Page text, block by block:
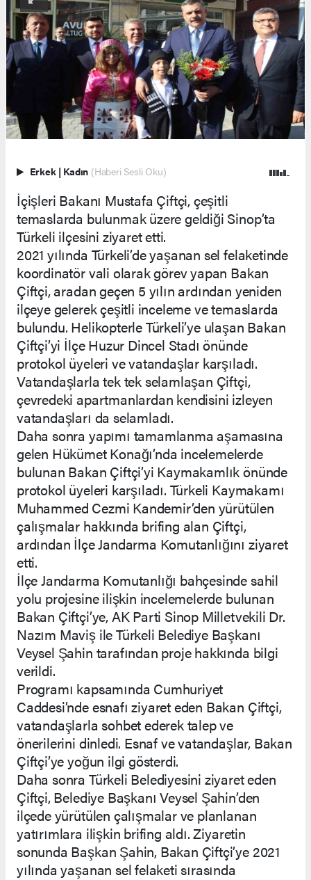
Erkek | Kadın (Haberi Sesli Oku)
İçişleri Bakanı Mustafa Çiftçi, çeşitli
temaslarda bulunmak üzere geldiği Sinop’ta
Türkeli ilçesini ziyaret etti.
2021 yılında Türkeli’de yaşanan sel felaketinde
koordinatör vali olarak görev yapan Bakan
Çiftçi, aradan geçen 5 yılın ardından yeniden
ilçeye gelerek çeşitli inceleme ve temaslarda
bulundu. Helikopterle Türkeli’ye ulaşan Bakan
Çiftçi’yi İlçe Huzur Dincel Stadı önünde
protokol üyeleri ve vatandaşlar karşıladı.
Vatandaşlarla tek tek selamlaşan Çiftçi,
çevredeki apartmanlardan kendisini izleyen
vatandaşları da selamladı.
Daha sonra yapımı tamamlanma aşamasına
gelen Hükümet Konağı’nda incelemelerde
bulunan Bakan Çiftçi’yi Kaymakamlık önünde
protokol üyeleri karşıladı. Türkeli Kaymakamı
Muhammed Cezmi Kandemir’den yürütülen
çalışmalar hakkında brifing alan Çiftçi,
ardından İlçe Jandarma Komutanlığını ziyaret
etti.
İlçe Jandarma Komutanlığı bahçesinde sahil
yolu projesine ilişkin incelemelerde bulunan
Bakan Çiftçi’ye, AK Parti Sinop Milletvekili Dr.
Nazım Maviş ile Türkeli Belediye Başkanı
Veysel Şahin tarafından proje hakkında bilgi
verildi.
Programı kapsamında Cumhuriyet
Caddesi’nde esnafı ziyaret eden Bakan Çiftçi,
vatandaşlarla sohbet ederek talep ve
önerilerini dinledi. Esnaf ve vatandaşlar, Bakan
Çiftçi’ye yoğun ilgi gösterdi.
Daha sonra Türkeli Belediyesini ziyaret eden
Çiftçi, Belediye Başkanı Veysel Şahin’den
ilçede yürütülen çalışmalar ve planlanan
yatırımlara ilişkin brifing aldı. Ziyaretin
sonunda Başkan Şahin, Bakan Çiftçi’ye 2021
yılında yaşanan sel felaketi sırasında